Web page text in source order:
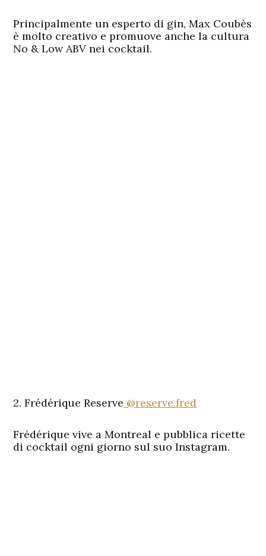
Principalmente un esperto di gin, Max Coubès
è molto creativo e promuove anche la cultura
No & Low ABV nei cocktail.
2. Frédérique Reserve @reserve.fred
Frédérique vive a Montreal e pubblica ricette
di cocktail ogni giorno sul suo Instagram.